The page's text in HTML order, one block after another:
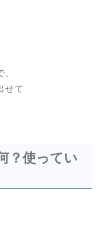
せて
？使ってい